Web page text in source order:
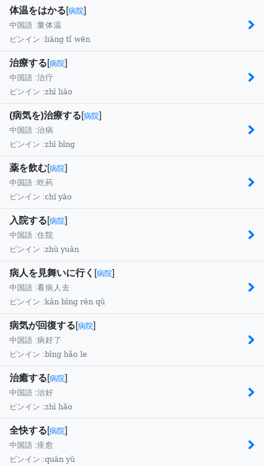
体温をはかる[病院]
中国語 :量体温
ピンイン :liáng tǐ wēn
治療する[病院]
中国語 :治疗
ピンイン :zhì liáo
(病気を)治療する[病院]
中国語 :治病
ピンイン :zhì bìng
薬を飲む[病院]
中国語 :吃药
ピンイン :chī yào
入院する[病院]
中国語 :住院
ピンイン :zhù yuàn
病人を見舞いに行く [病院]
中国語 :看病人去
ピンイン :kàn bìng rén qù
病気が回復する[病院]
中国語 :病好了
ピンイン :bìng hǎo le
治癒する[病院]
中国語 :治好
ピンイン :zhì hǎo
全快する[病院]
中国語 :痊愈
ピンイン :quán yù